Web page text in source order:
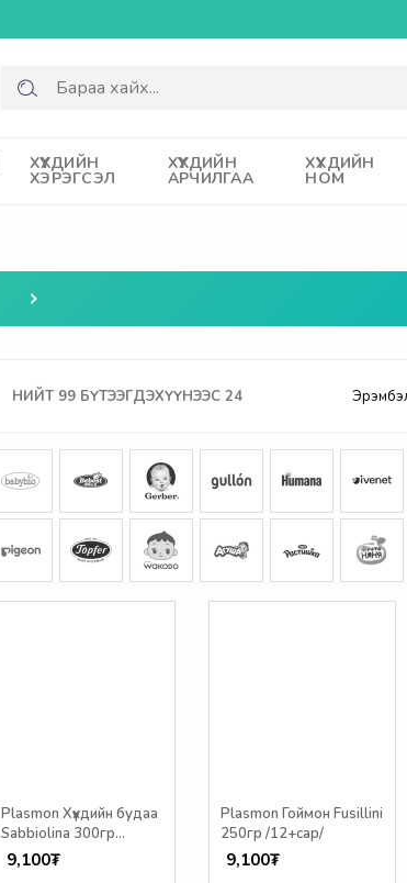
ХҮҮХДИЙН
ХЭРЭГСЭЛ
ХҮҮХДИЙН
АРЧИЛГАА
ХҮҮХДИЙН
НОМ
НИЙТ 99 БҮТЭЭГДЭХҮҮНЭЭС 24
Plasmon Хүүхдийн будаа
Sabbiolina 300гр
/6+сар/
9,100₮
Plasmon Гоймон Fusillini
250гр /12+сар/
9,100₮